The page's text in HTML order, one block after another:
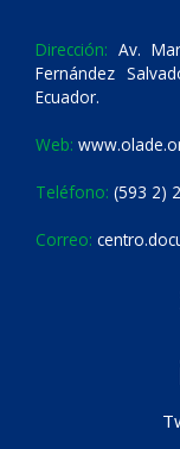
Dirección: Av.
Fernández
Ecuador.
Web:
Teléfono: (593 2)
Correo: